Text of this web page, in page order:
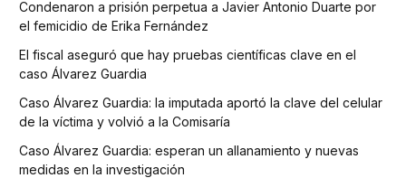
Condenaron a prisión perpetua a Javier Antonio Duarte por
el femicidio de Erika Fernández
El fiscal aseguró que hay pruebas científicas clave en el
caso Álvarez Guardia
Caso Álvarez Guardia: la imputada aportó la clave del celular
de la víctima y volvió a la Comisaría
Caso Álvarez Guardia: esperan un allanamiento y nuevas
medidas en la investigación